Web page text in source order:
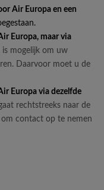
Air Europa en een
Europa, maar via
is mogelijk om uw
Daarvoor moet u de
Europa via dezelfde
rechtstreeks naar de
contact op te nemen